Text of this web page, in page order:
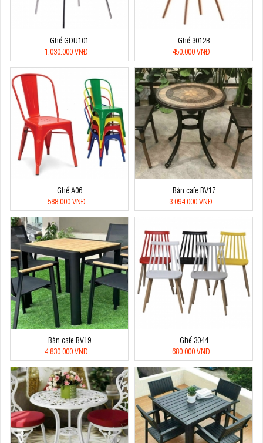
Ghế GDU101
1.030.000 VNĐ
Ghế 3012B
450.000 VNĐ
Ghế A06
588.000 VNĐ
Bàn cafe BV17
3.094.000 VNĐ
Bàn cafe BV19
4.830.000 VNĐ
Ghế 3044
680.000 VNĐ